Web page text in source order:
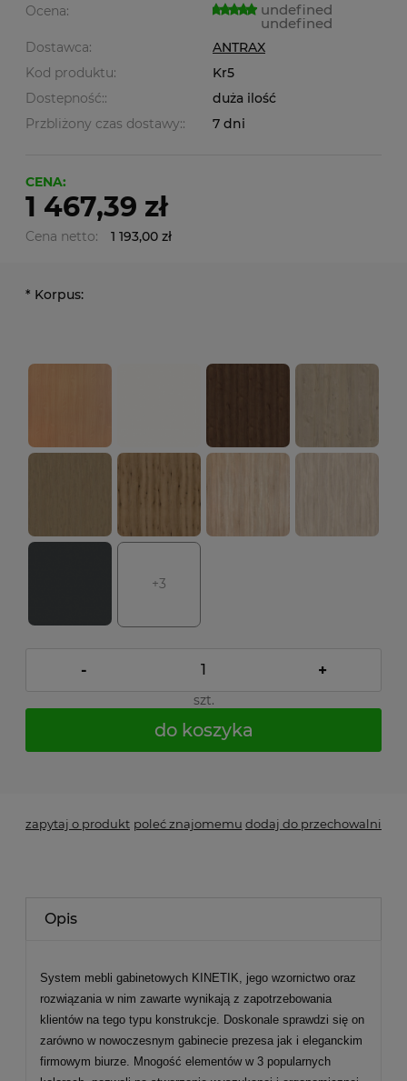
Ocena: undefined
undefined
Dostawca:
ANTRAX
Kod produktu:
Kr5
Dostepność::
duża ilość
Przbliżony czas dostawy::
7 dni
CENA:
1 467,39 zł
Cena netto: 1 193,00 zł
* Korpus:
+3
- +
szt.
do koszyka
zapytaj o produkt poleć znajomemu dodaj do przechowalni
Opis
System mebli gabinetowych KINETIK, jego wzornictwo oraz
rozwiązania w nim zawarte wynikają z zapotrzebowania
klientów na tego typu konstrukcje. Doskonale sprawdzi się on
zarówno w nowoczesnym gabinecie prezesa jak i eleganckim
firmowym biurze. Mnogość elementów w 3 popularnych